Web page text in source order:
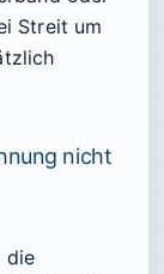
Streit um
nicht
die